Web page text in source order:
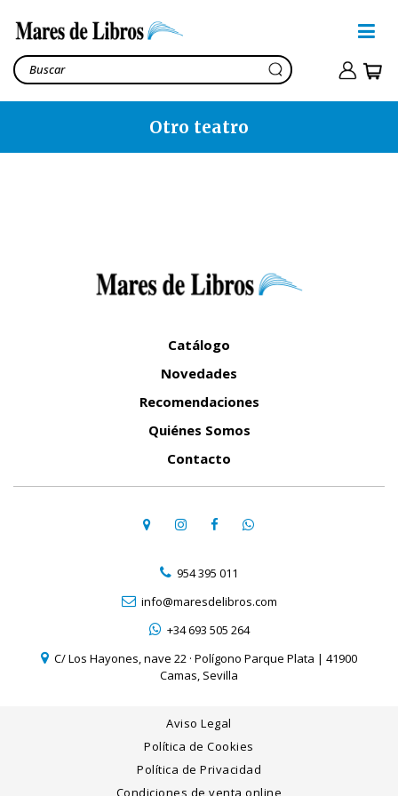
Otro teatro
Catálogo
Novedades
Recomendaciones
Quiénes Somos
Contacto
954 395 011
info@maresdelibros.com
+34 693 505 264
C/ Los Hayones, nave 22 · Polígono Parque Plata | 41900
Camas, Sevilla
Aviso Legal
Política de Cookies
Política de Privacidad
Condiciones de venta online